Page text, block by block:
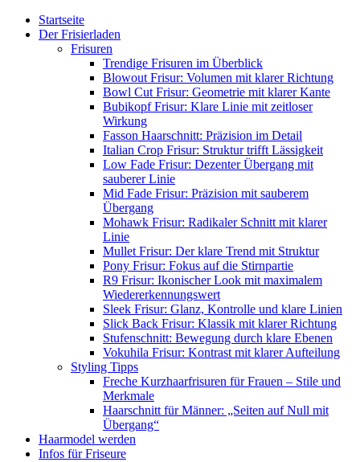
Startseite
Der Frisierladen
Frisuren
Trendige Frisuren im Überblick
Blowout Frisur: Volumen mit klarer Richtung
Bowl Cut Frisur: Geometrie mit klarer Kante
Bubikopf Frisur: Klare Linie mit zeitloser
Wirkung
Fasson Haarschnitt: Präzision im Detail
Italian Crop Frisur: Struktur trifft Lässigkeit
Low Fade Frisur: Dezenter Übergang mit
sauberer Linie
Mid Fade Frisur: Präzision mit sauberem
Übergang
Mohawk Frisur: Radikaler Schnitt mit klarer
Linie
Mullet Frisur: Der klare Trend mit Struktur
Pony Frisur: Fokus auf die Stirnpartie
R9 Frisur: Ikonischer Look mit maximalem
Wiedererkennungswert
Sleek Frisur: Glanz, Kontrolle und klare Linien
Slick Back Frisur: Klassik mit klarer Richtung
Stufenschnitt: Bewegung durch klare Ebenen
Vokuhila Frisur: Kontrast mit klarer Aufteilung
Styling Tipps
Freche Kurzhaarfrisuren für Frauen – Stile und
Merkmale
Haarschnitt für Männer: „Seiten auf Null mit
Übergang“
Haarmodel werden
Infos für Friseure